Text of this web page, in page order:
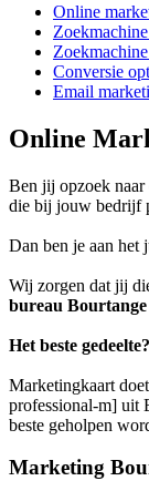
Online
Conversie
Email
Online
Ben jij opzoek naar
die bij jouw bedrijf
Dan ben je aan het
Wij zorgen dat jij
bureau Bourtange
Het beste gedeelte?
Marketingkaart
professional-m] uit
beste geholpen
Marketing